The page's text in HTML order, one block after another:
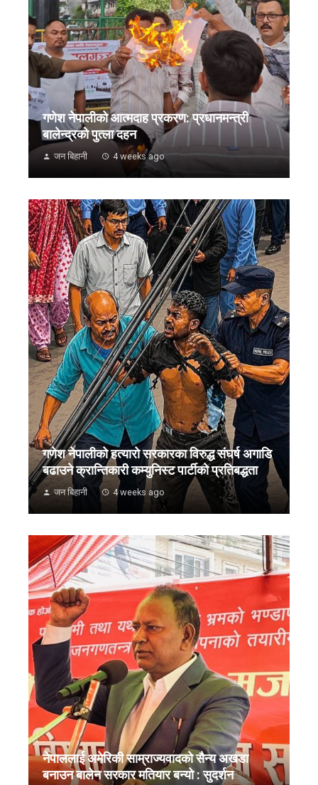
गणेश नेपालीको आत्मदाह प्रकरण: प्रधानमन्त्री
बालेन्द्रको पुत्ला दहन
जन बिहानी 4 weeks ago
गणेश नेपालीको हत्यारो सरकारका विरुद्ध संघर्ष अगाडि
बढाउने क्रान्तिकारी कम्युनिस्ट पार्टीको प्रतिबद्धता
जन बिहानी 4 weeks ago
नेपाललाई अमेरिकी साम्राज्यवादको सैन्य अखडा
बनाउन बालेन सरकार मतियार बन्यो : सुदर्शन